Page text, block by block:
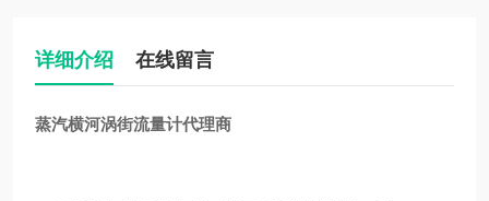
详细介绍 在线留言
蒸汽横河涡街流量计代理商